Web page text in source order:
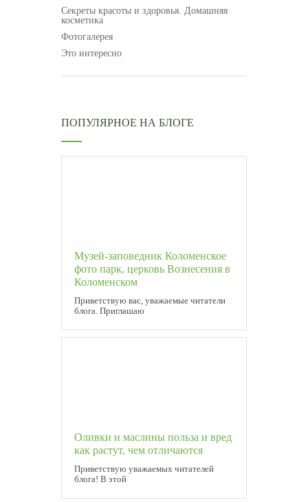
Секреты красоты и здоровья. Домашняя
косметика
Фотогалерея
Это интересно
ПОПУЛЯРНОЕ НА БЛОГЕ
Музей-заповедник Коломенское
фото парк, церковь Вознесения в
Коломенском
Приветствую вас, уважаемые читатели
блога. Приглашаю
Оливки и маслины польза и вред
как растут, чем отличаются
Приветствую уважаемых читателей
блога! В этой